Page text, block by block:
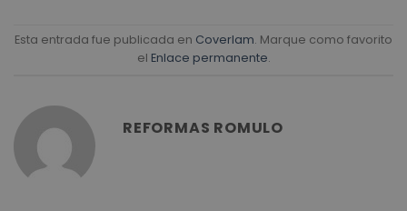
Esta entrada fue publicada en Coverlam. Marque como favorito
el Enlace permanente.
REFORMAS ROMULO